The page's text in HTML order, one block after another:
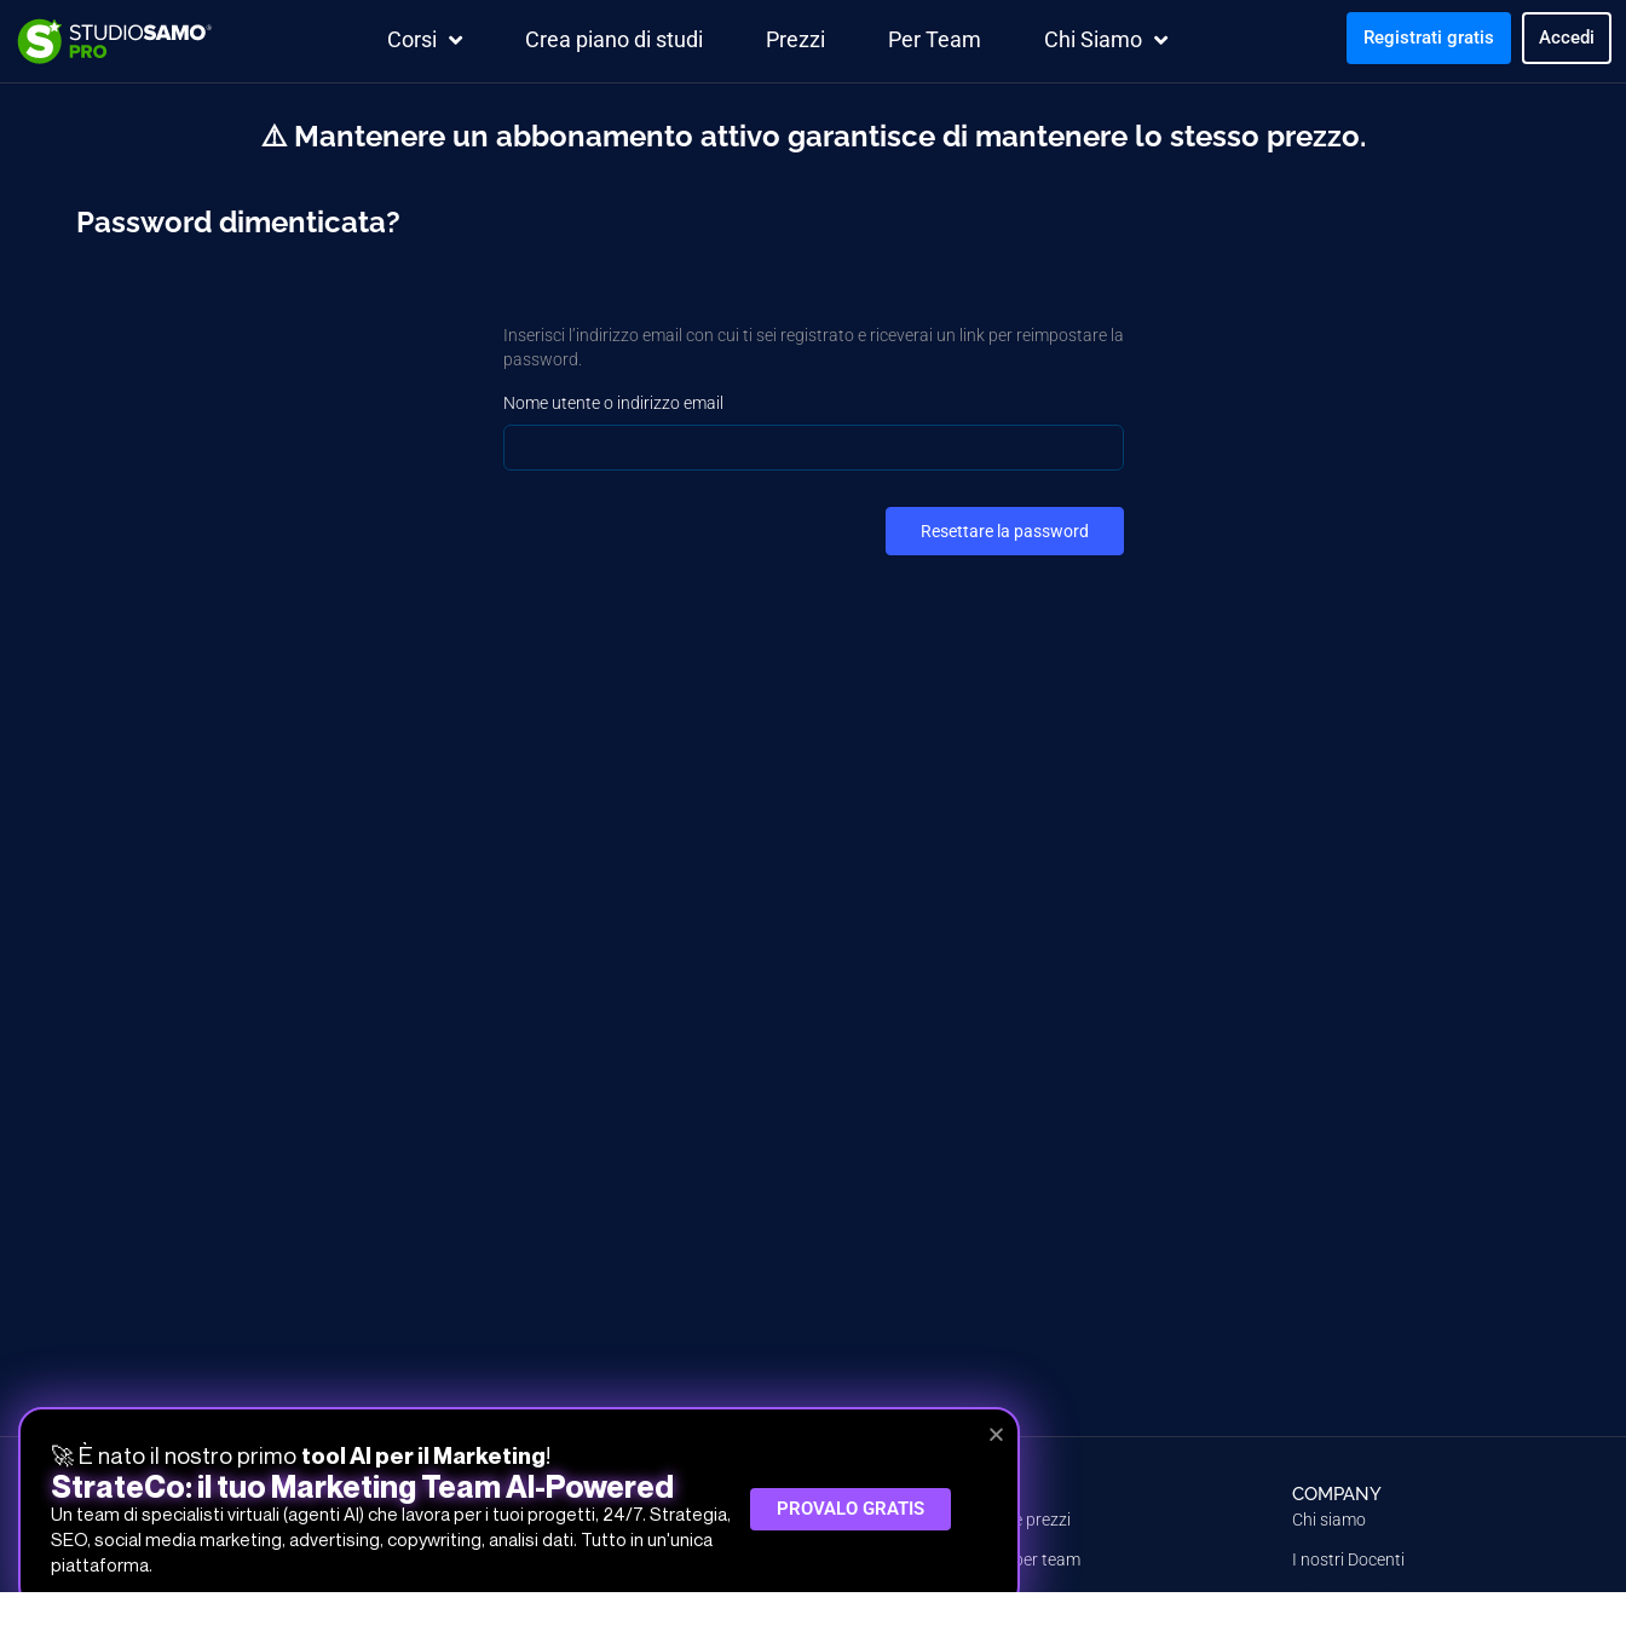
Corsi Crea piano di studi Prezzi Per Team Chi Siamo Registrati gratis Accedi
⚠️ Mantenere un abbonamento attivo garantisce di mantenere lo stesso prezzo.
Password dimenticata?
Inserisci l’indirizzo email con cui ti sei registrato e riceverai un link per reimpostare la
password.
Nome utente o indirizzo email
Resettare la password
051-268-212
info@studiosamo.it
CORSI
Tutti i corsi Piani e prezzi
Piani per team
COMPANY
Chi siamo
I nostri Docenti
🚀 È nato il nostro primo tool AI per il Marketing!
StrateCo: il tuo Marketing Team AI-Powered
Un team di specialisti virtuali (agenti AI) che lavora per i tuoi progetti, 24/7. Strategia,
SEO, social media marketing, advertising, copywriting, analisi dati. Tutto in un'unica
piattaforma.
PROVALO GRATIS